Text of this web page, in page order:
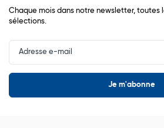
Chaque mois dans notre newsletter, toutes
sélections.
Input
Newsletter